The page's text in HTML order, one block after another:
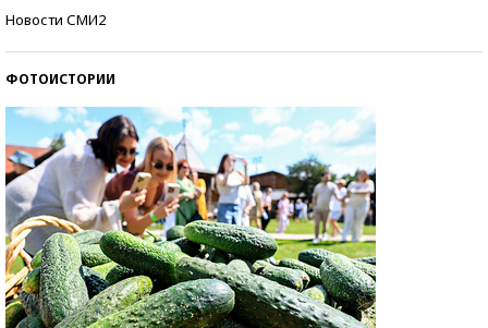
Новости СМИ2
ФОТОИСТОРИИ